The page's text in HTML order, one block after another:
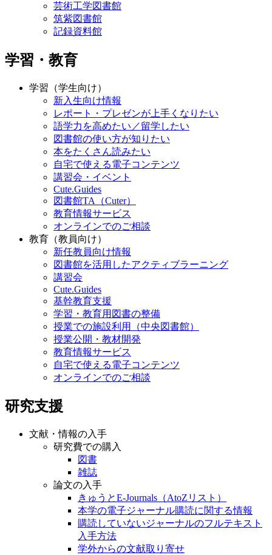
芸術工学図書館
筑紫図書館
記録資料館
学習・教育
学習（学生向け）
新入生向け情報
レポート・プレゼンが上手くなりたい
語学力を高めたい／留学したい
図書館の使い方が知りたい
本をたくさん読みたい
自宅で使える電子コンテンツ
講習会・イベント
Cute.Guides
図書館TA（Cuter）
教育情報サービス
オンラインでのご相談
教育（教員向け）
新任教員向け情報
図書館を活用したアクティブラーニング
講習会
Cute.Guides
基幹教育支援
学習・教育用図書の整備
授業での施設利用（中央図書館）
授業公開・教材開発
教育情報サービス
自宅で使える電子コンテンツ
オンラインでのご相談
研究支援
文献・情報の入手
研究費での購入
図書
雑誌
論文の入手
きゅうとE-Journals（AtoZリスト）
本学の電子ジャーナル購読に関する情報
購読していないジャーナルのフルテキスト
入手方法
学外からの文献取り寄せ